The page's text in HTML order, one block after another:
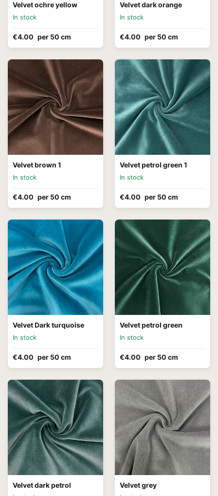
Velvet ochre yellow
In stock
€4.00 per 50 cm
Velvet dark orange
In stock
€4.00 per 50 cm
Velvet brown 1
In stock
€4.00 per 50 cm
Velvet petrol green 1
In stock
€4.00 per 50 cm
Velvet Dark turquoise
In stock
€4.00 per 50 cm
Velvet petrol green
In stock
€4.00 per 50 cm
Velvet dark petrol Velvet grey